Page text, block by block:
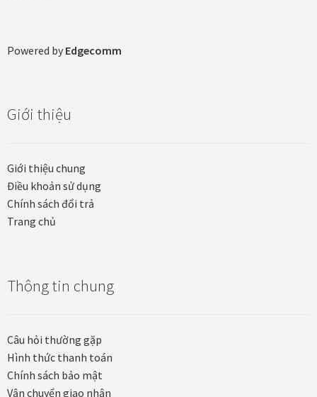
Phương thức thanh toán
Quà tặng đối tác nước ngoài
Quy định khu vực giao hàng
Test home page 260225
TẾT 2025
Powered by Edgecomm
Giới thiệu
Giới thiệu chung
Điều khoản sử dụng
Chính sách đổi trả
Trang chủ
Thông tin chung
Câu hỏi thường gặp
Hình thức thanh toán
Chính sách bảo mật
Vận chuyển giao nhận